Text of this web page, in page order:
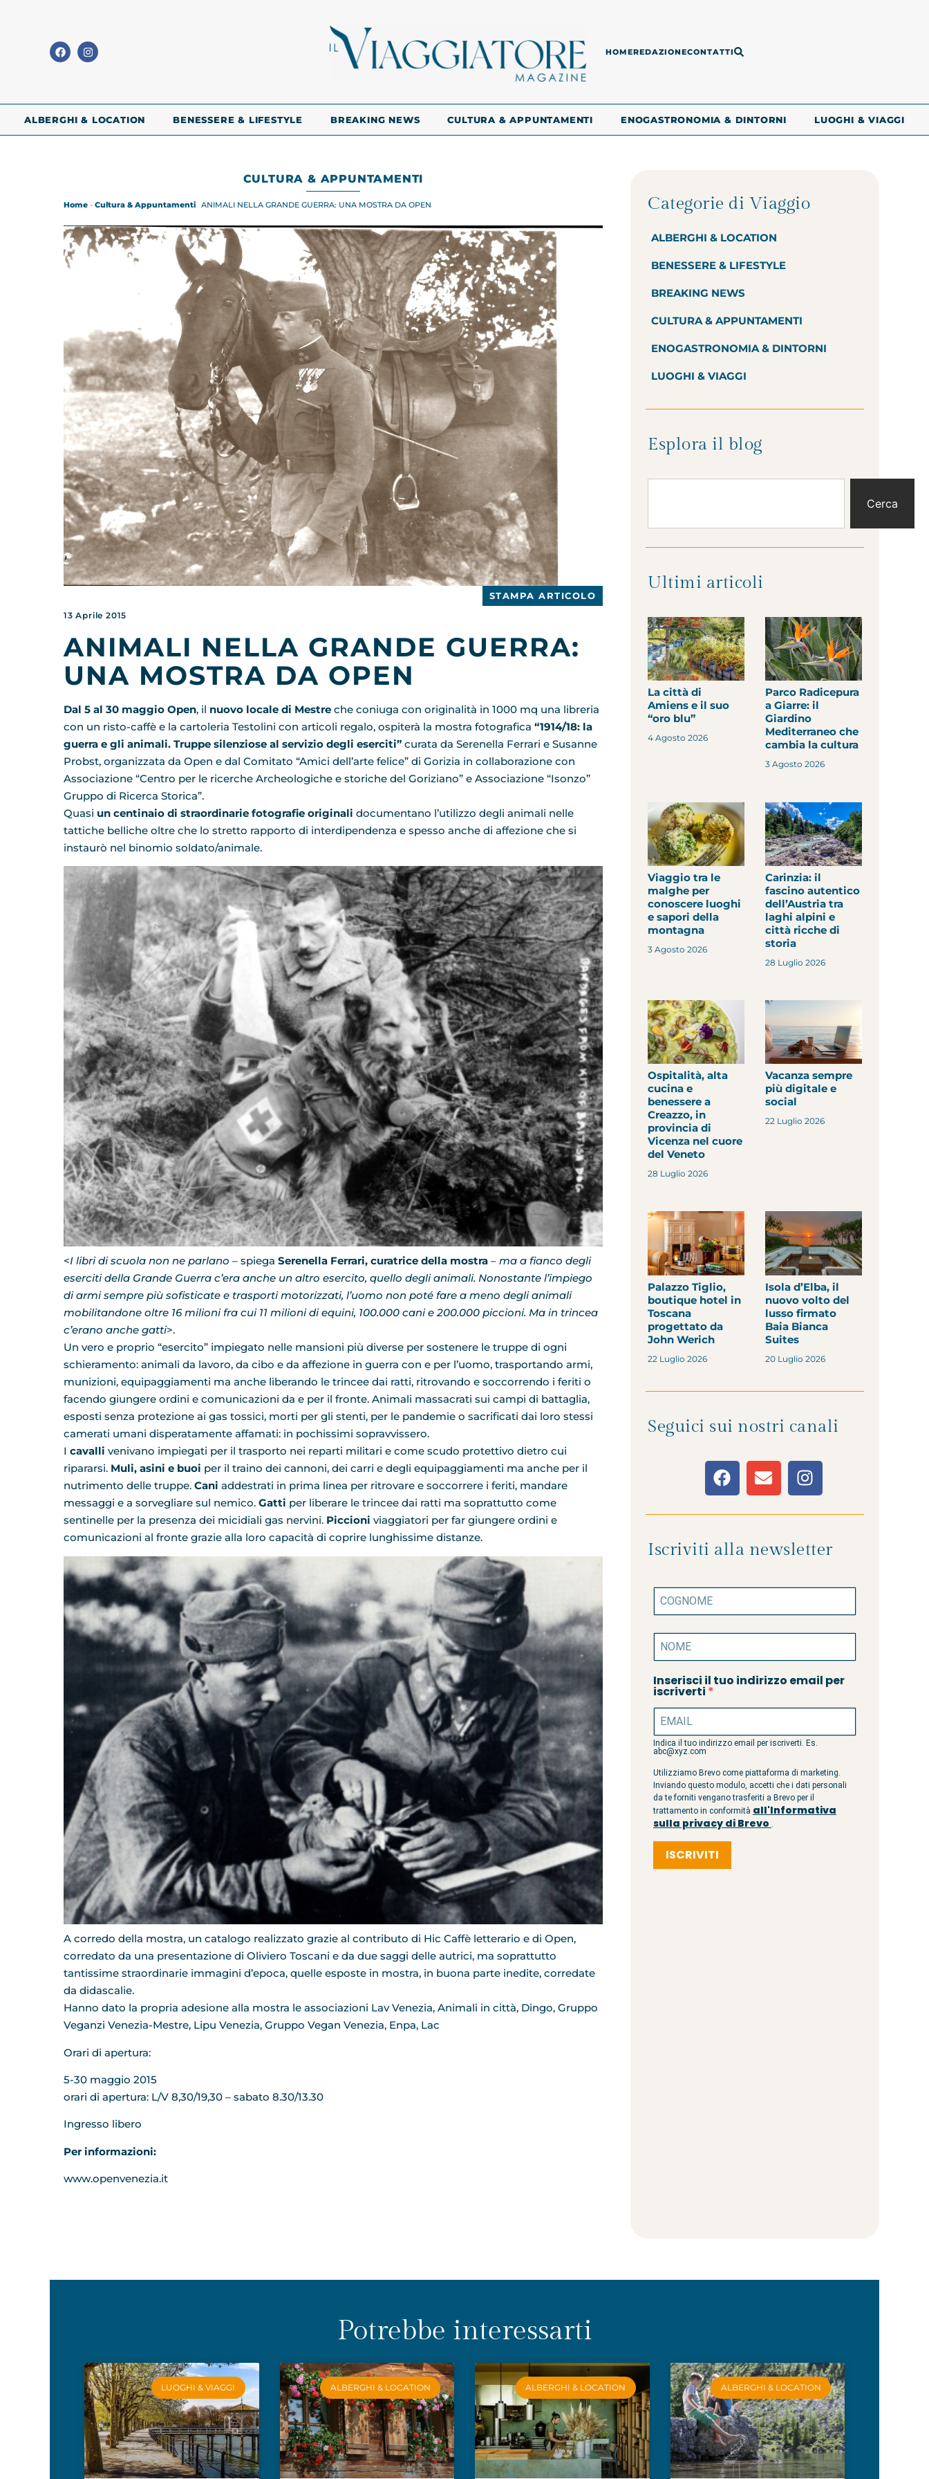
HOMEREDAZIONECONTATTI
ALBERGHI & LOCATION BENESSERE & LIFESTYLE BREAKING NEWS CULTURA & APPUNTAMENTI ENOGASTRONOMIA & DINTORNI LUOGHI & VIAGGI
CULTURA & APPUNTAMENTI
Home - Cultura & Appuntamenti ANIMALI NELLA GRANDE GUERRA: UNA MOSTRA DA OPEN
STAMPA ARTICOLO
13 Aprile 2015
ANIMALI NELLA GRANDE GUERRA:
UNA MOSTRA DA OPEN
Dal 5 al 30 maggio Open, il nuovo locale di Mestre che coniuga con originalità in 1000 mq una libreria
con un risto-caffè e la cartoleria Testolini con articoli regalo, ospiterà la mostra fotografica “1914/18: la
guerra e gli animali. Truppe silenziose al servizio degli eserciti” curata da Serenella Ferrari e Susanne
Probst, organizzata da Open e dal Comitato “Amici dell’arte felice” di Gorizia in collaborazione con
Associazione “Centro per le ricerche Archeologiche e storiche del Goriziano” e Associazione “Isonzo”
Gruppo di Ricerca Storica”.
Quasi un centinaio di straordinarie fotografie originali documentano l’utilizzo degli animali nelle
tattiche belliche oltre che lo stretto rapporto di interdipendenza e spesso anche di affezione che si
instaurò nel binomio soldato/animale.
<I libri di scuola non ne parlano – spiega Serenella Ferrari, curatrice della mostra – ma a fianco degli
eserciti della Grande Guerra c’era anche un altro esercito, quello degli animali. Nonostante l’impiego
di armi sempre più sofisticate e trasporti motorizzati, l’uomo non poté fare a meno degli animali
mobilitandone oltre 16 milioni fra cui 11 milioni di equini, 100.000 cani e 200.000 piccioni. Ma in trincea
c’erano anche gatti>.
Un vero e proprio “esercito” impiegato nelle mansioni più diverse per sostenere le truppe di ogni
schieramento: animali da lavoro, da cibo e da affezione in guerra con e per l’uomo, trasportando armi,
munizioni, equipaggiamenti ma anche liberando le trincee dai ratti, ritrovando e soccorrendo i feriti o
facendo giungere ordini e comunicazioni da e per il fronte. Animali massacrati sui campi di battaglia,
esposti senza protezione ai gas tossici, morti per gli stenti, per le pandemie o sacrificati dai loro stessi
camerati umani disperatamente affamati: in pochissimi sopravvissero.
I cavalli venivano impiegati per il trasporto nei reparti militari e come scudo protettivo dietro cui
ripararsi. Muli, asini e buoi per il traino dei cannoni, dei carri e degli equipaggiamenti ma anche per il
nutrimento delle truppe. Cani addestrati in prima linea per ritrovare e soccorrere i feriti, mandare
messaggi e a sorvegliare sul nemico. Gatti per liberare le trincee dai ratti ma soprattutto come
sentinelle per la presenza dei micidiali gas nervini. Piccioni viaggiatori per far giungere ordini e
comunicazioni al fronte grazie alla loro capacità di coprire lunghissime distanze.
A corredo della mostra, un catalogo realizzato grazie al contributo di Hic Caffè letterario e di Open,
corredato da una presentazione di Oliviero Toscani e da due saggi delle autrici, ma soprattutto
tantissime straordinarie immagini d’epoca, quelle esposte in mostra, in buona parte inedite, corredate
da didascalie.
Hanno dato la propria adesione alla mostra le associazioni Lav Venezia, Animali in città, Dingo, Gruppo
Veganzi Venezia-Mestre, Lipu Venezia, Gruppo Vegan Venezia, Enpa, Lac
Orari di apertura:
5-30 maggio 2015
orari di apertura: L/V 8,30/19,30 – sabato 8.30/13.30
Ingresso libero
Per informazioni:
www.openvenezia.it
Categorie di Viaggio
ALBERGHI & LOCATION
BENESSERE & LIFESTYLE
BREAKING NEWS
CULTURA & APPUNTAMENTI
ENOGASTRONOMIA & DINTORNI
LUOGHI & VIAGGI
Esplora il blog
Cerca
Ultimi articoli
La città di
Amiens e il suo
“oro blu”
4 Agosto 2026
Parco Radicepura
a Giarre: il
Giardino
Mediterraneo che
cambia la cultura
3 Agosto 2026
Viaggio tra le
malghe per
conoscere luoghi
e sapori della
montagna
3 Agosto 2026
Carinzia: il
fascino autentico
dell’Austria tra
laghi alpini e
città ricche di
storia
28 Luglio 2026
Ospitalità, alta
cucina e
benessere a
Creazzo, in
provincia di
Vicenza nel cuore
del Veneto
28 Luglio 2026
Vacanza sempre
più digitale e
social
22 Luglio 2026
Palazzo Tiglio,
boutique hotel in
Toscana
progettato da
John Werich
22 Luglio 2026
Isola d’Elba, il
nuovo volto del
lusso firmato
Baia Bianca
Suites
20 Luglio 2026
Seguici sui nostri canali
Iscriviti alla newsletter
Inserisci il tuo indirizzo email per
iscriverti
Indica il tuo indirizzo email per iscriverti. Es.
abc@xyz.com
Utilizziamo Brevo come piattaforma di marketing.
Inviando questo modulo, accetti che i dati personali
da te forniti vengano trasferiti a Brevo per il
trattamento in conformità all'Informativa
sulla privacy di Brevo
ISCRIVITI
Potrebbe interessarti
LUOGHI & VIAGGI ALBERGHI & LOCATION ALBERGHI & LOCATION ALBERGHI & LOCATION